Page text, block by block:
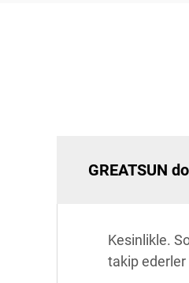
GREATSUN
Kesinlikle.
takip ederler